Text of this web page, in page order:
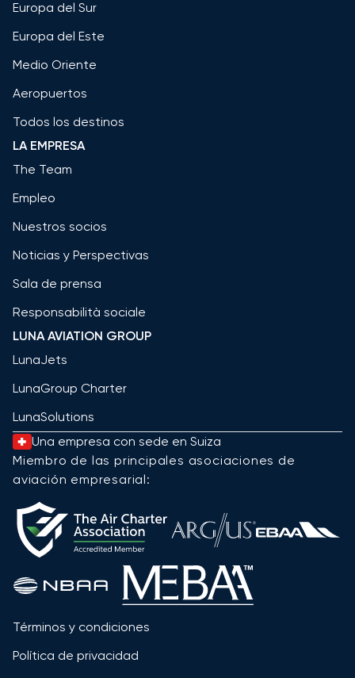
Europa del Sur
Europa del Este
Medio Oriente
Aeropuertos
Todos los destinos
LA EMPRESA
The Team
Empleo
Nuestros socios
Noticias y Perspectivas
Sala de prensa
Responsabilità sociale
LUNA AVIATION GROUP
LunaJets
LunaGroup Charter
LunaSolutions
Una empresa con sede en Suiza
Miembro de las principales asociaciones de
aviación empresarial:
Términos y condiciones
Política de privacidad